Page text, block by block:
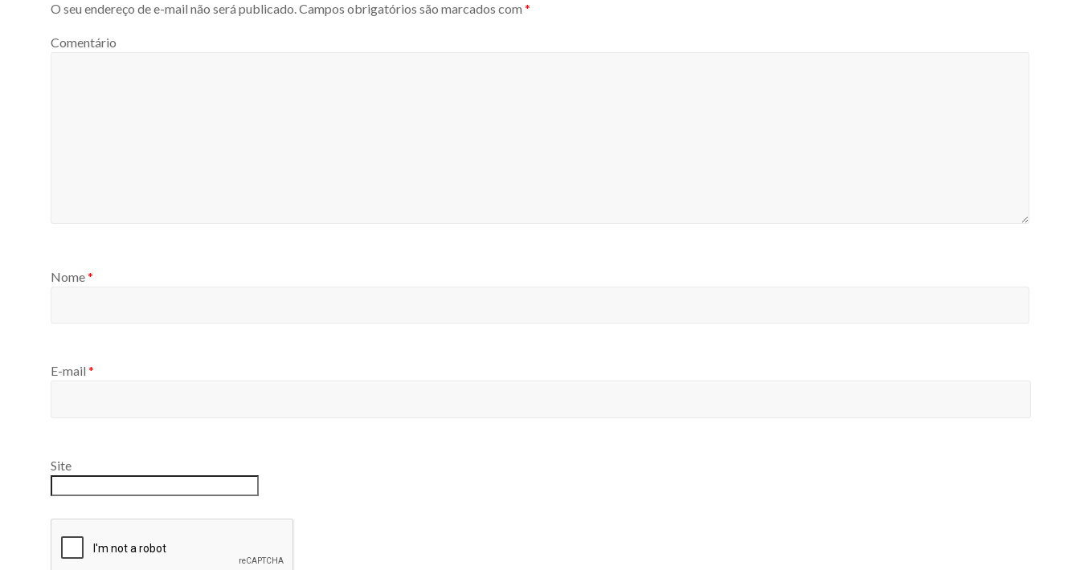
O seu endereço de e-mail não será publicado.Campos obrigatórios são marcados com *
Comentário
Nome*
E-mail *
Site